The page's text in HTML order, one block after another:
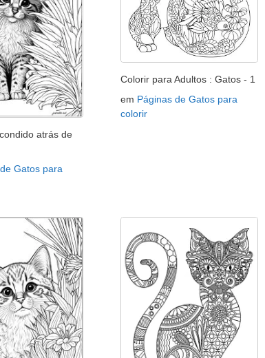
atrás de
Gatos para
Colorir para Adultos : Gatos - 1
em Páginas de Gatos para
colorir